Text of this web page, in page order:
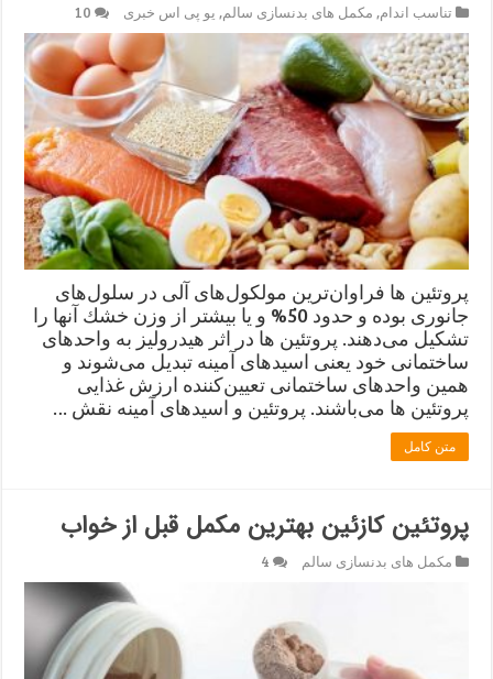
تناسب اندام, مکمل های بدنسازی سالم, یو پی اس خبری 10
پروتئین ها فراوان‌ترین مولكول‌های آلی در سلول‌های
جانوری بوده و حدود 50% و یا بیشتر از وزن خشك آنها را
تشكیل می‌‌دهند. پروتئین ها در اثر هیدرولیز به واحدهای
ساختمانی خود یعنی اسیدهای آمینه تبدیل می‌شوند و
همین واحدهای ساختمانی تعیین‌كننده ارزش غذایی
پروتئین ها می‌باشند. پروتئین و اسیدهای آمینه نقش …
متن کامل
پروتئین کازئین بهترین مکمل قبل از خواب
مکمل های بدنسازی سالم 4